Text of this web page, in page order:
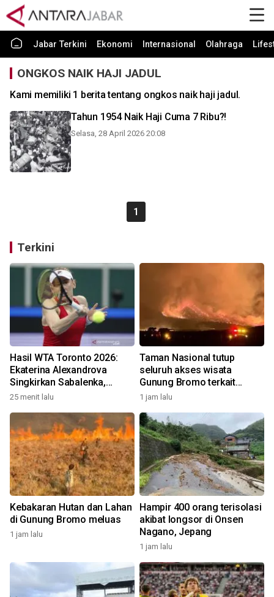
Jabar Terkini Ekonomi Internasional Olahraga
ONGKOS NAIK HAJI JADUL
Kami memiliki 1 berita tentang ongkos naik haji jadul.
Tahun 1954 Naik Haji Cuma 7 Ribu?!
Selasa, 28 April 2026 20:08
1
Terkini
Hasil WTA Toronto 2026:
Ekaterina Alexandrova
Singkirkan Sabalenka,
Swiatek Segel Tiket
25 menit lalu
Taman Nasional tutup
seluruh akses wisata
Gunung Bromo terkait
kebakaran hutan dan lahan
1 jam lalu
Kebakaran Hutan dan Lahan
di Gunung Bromo meluas
1 jam lalu
Hampir 400 orang terisolasi
akibat longsor di Onsen
Nagano, Jepang
1 jam lalu